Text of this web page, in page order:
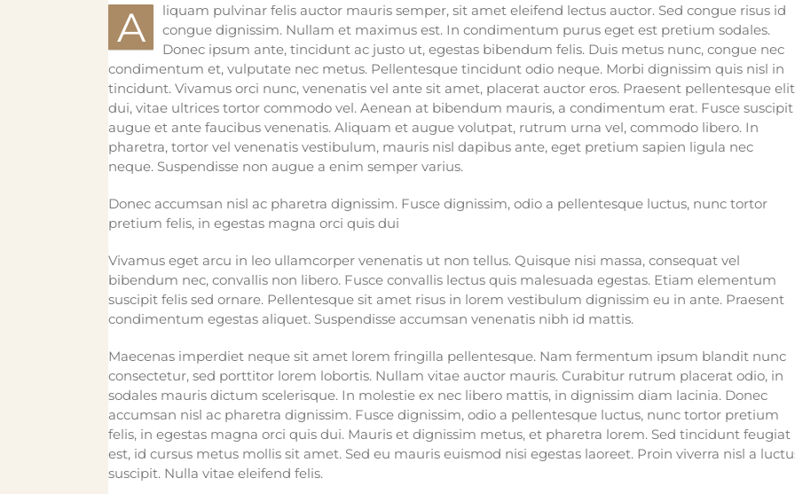
A
liquam pulvinar felis auctor mauris semper, sit amet eleifend lectus auctor. Sed congue risus id
congue dignissim. Nullam et maximus est. In condimentum purus eget est pretium sodales.
Donec ipsum ante, tincidunt ac justo ut, egestas bibendum felis. Duis metus nunc, congue nec
condimentum et, vulputate nec metus. Pellentesque tincidunt odio neque. Morbi dignissim quis nisl in
tincidunt. Vivamus orci nunc, venenatis vel ante sit amet, placerat auctor eros. Praesent pellentesque elit
dui, vitae ultrices tortor commodo vel. Aenean at bibendum mauris, a condimentum erat. Fusce suscipit
augue et ante faucibus venenatis. Aliquam et augue volutpat, rutrum urna vel, commodo libero. In
pharetra, tortor vel venenatis vestibulum, mauris nisl dapibus ante, eget pretium sapien ligula nec
neque. Suspendisse non augue a enim semper varius.
Donec accumsan nisl ac pharetra dignissim. Fusce dignissim, odio a pellentesque luctus, nunc tortor
pretium felis, in egestas magna orci quis dui
Vivamus eget arcu in leo ullamcorper venenatis ut non tellus. Quisque nisi massa, consequat vel
bibendum nec, convallis non libero. Fusce convallis lectus quis malesuada egestas. Etiam elementum
suscipit felis sed ornare. Pellentesque sit amet risus in lorem vestibulum dignissim eu in ante. Praesent
condimentum egestas aliquet. Suspendisse accumsan venenatis nibh id mattis.
Maecenas imperdiet neque sit amet lorem fringilla pellentesque. Nam fermentum ipsum blandit nunc
consectetur, sed porttitor lorem lobortis. Nullam vitae auctor mauris. Curabitur rutrum placerat odio, in
sodales mauris dictum scelerisque. In molestie ex nec libero mattis, in dignissim diam lacinia. Donec
accumsan nisl ac pharetra dignissim. Fusce dignissim, odio a pellentesque luctus, nunc tortor pretium
felis, in egestas magna orci quis dui. Mauris et dignissim metus, et pharetra lorem. Sed tincidunt feugiat
est, id cursus metus mollis sit amet. Sed eu mauris euismod nisi egestas laoreet. Proin viverra nisl a
suscipit. Nulla vitae eleifend felis.